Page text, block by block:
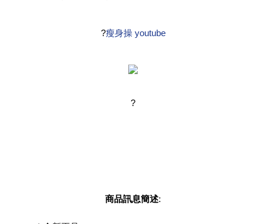
?瘦身操 youtube
?
商品訊息簡述: